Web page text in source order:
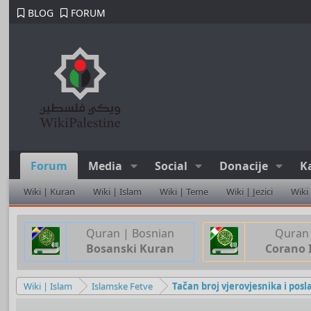
BLOG FORUM
Forum Media Social Donacije
Wiki | Kuran Wiki | Islam Wiki | Teme Wiki | Jezici Wiki
Quran | Bosnian
Bosanski Kuran
Corano
Wiki | Islam Islamske Fetve Tačan broj vjerovjesnika i